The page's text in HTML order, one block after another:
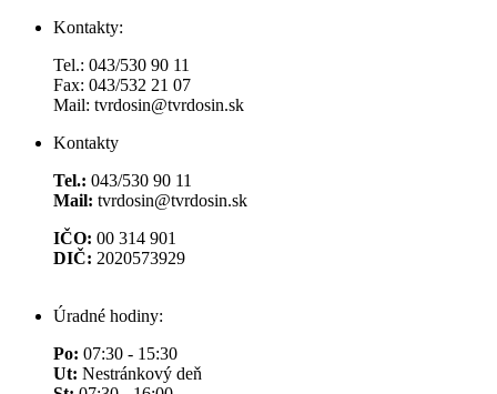
Kontakty:
Tel.: 043/530 90 11
Fax: 043/532 21 07
Mail: tvrdosin@tvrdosin.sk
Kontakty
Tel.: 043/530 90 11
Mail: tvrdosin@tvrdosin.sk
IČO: 00 314 901
DIČ: 2020573929
Úradné hodiny:
Po: 07:30 - 15:30
Ut: Nestránkový deň